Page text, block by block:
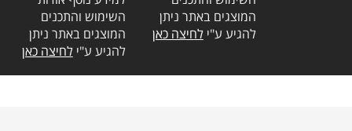
המוצגים באתר ניתן
להגיע ע"ילחיצה כאן
השימוש והתכנים
המוצגים באתר ניתן
להגיע ע"ילחיצה כאן